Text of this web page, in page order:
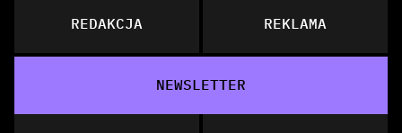
REDAKCJA REKLAMA
NEWSLETTER